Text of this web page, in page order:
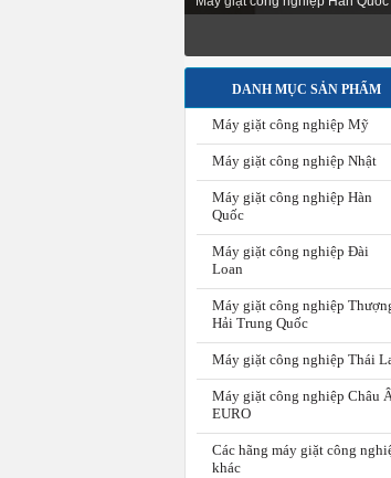
DANH MỤC SẢN PHẨM
Máy giặt công nghiệp Mỹ
Máy giặt công nghiệp Nhật
Máy giặt công nghiệp Hàn
Quốc
Máy giặt công nghiệp Đài
Loan
Máy giặt công nghiệp
Hải Trung Quốc
Máy giặt công nghiệp Thái
Máy giặt công nghiệp Châu
EURO
Các hãng máy giặt công
khác